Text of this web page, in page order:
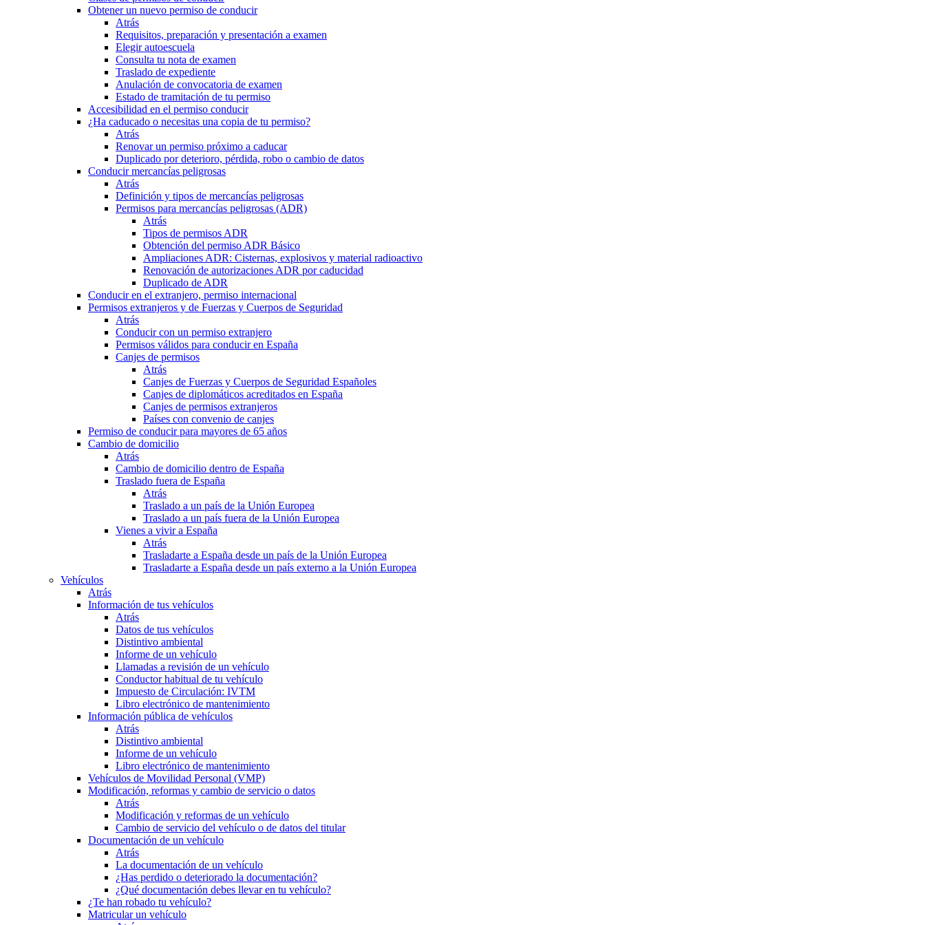
Obtener un nuevo permiso de conducir
Atrás
Requisitos, preparación y presentación a examen
Elegir autoescuela
Consulta tu nota de examen
Traslado de expediente
Anulación de convocatoria de examen
Estado de tramitación de tu permiso
Accesibilidad en el permiso conducir
¿Ha caducado o necesitas una copia de tu permiso?
Atrás
Renovar un permiso próximo a caducar
Duplicado por deterioro, pérdida, robo o cambio de datos
Conducir mercancías peligrosas
Atrás
Definición y tipos de mercancías peligrosas
Permisos para mercancías peligrosas (ADR)
Atrás
Tipos de permisos ADR
Obtención del permiso ADR Básico
Ampliaciones ADR: Cisternas, explosivos y material radioactivo
Renovación de autorizaciones ADR por caducidad
Duplicado de ADR
Conducir en el extranjero, permiso internacional
Permisos extranjeros y de Fuerzas y Cuerpos de Seguridad
Atrás
Conducir con un permiso extranjero
Permisos válidos para conducir en España
Canjes de permisos
Atrás
Canjes de Fuerzas y Cuerpos de Seguridad Españoles
Canjes de diplomáticos acreditados en España
Canjes de permisos extranjeros
Países con convenio de canjes
Permiso de conducir para mayores de 65 años
Cambio de domicilio
Atrás
Cambio de domicilio dentro de España
Traslado fuera de España
Atrás
Traslado a un país de la Unión Europea
Traslado a un país fuera de la Unión Europea
Vienes a vivir a España
Atrás
Trasladarte a España desde un país de la Unión Europea
Trasladarte a España desde un país externo a la Unión Europea
Vehículos
Atrás
Información de tus vehículos
Atrás
Datos de tus vehículos
Distintivo ambiental
Informe de un vehículo
Llamadas a revisión de un vehículo
Conductor habitual de tu vehículo
Impuesto de Circulación: IVTM
Libro electrónico de mantenimiento
Información pública de vehículos
Atrás
Distintivo ambiental
Informe de un vehículo
Libro electrónico de mantenimiento
Vehículos de Movilidad Personal (VMP)
Modificación, reformas y cambio de servicio o datos
Atrás
Modificación y reformas de un vehículo
Cambio de servicio del vehículo o de datos del titular
Documentación de un vehículo
Atrás
La documentación de un vehículo
¿Has perdido o deteriorado la documentación?
¿Qué documentación debes llevar en tu vehículo?
¿Te han robado tu vehículo?
Matricular un vehículo